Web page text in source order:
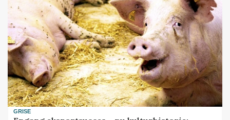
GRISE